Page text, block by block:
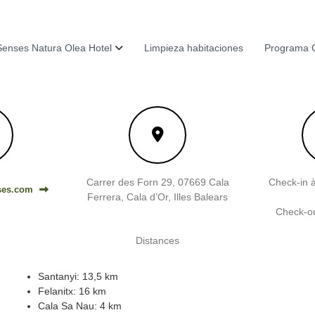
Natura Olea Hotel Limpieza habitaciones Programa
Carrer des Forn 29, 07669 Cala
Ferrera, Cala d’Or, Illes Balears
Check-in
Check-
Distances
Santanyi: 13,5 km
Felanitx: 16 km
Cala Sa Nau: 4 km